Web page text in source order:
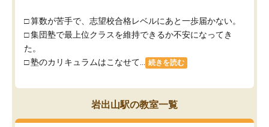
□ 算数が苦手で、志望校合格レベルにあと一歩届かない。
□ 集団塾で最上位クラスを維持できるか不安になってき
た。
□ 塾のカリキュラムはこなせて...
続きを読む
岩出山駅の教室一覧